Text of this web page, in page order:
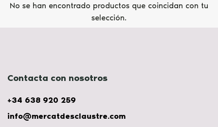
No se han encontrado productos que coincidan con tu
selección.
Contacta con nosotros
+34 638 920 259
info@mercatdesclaustre.com